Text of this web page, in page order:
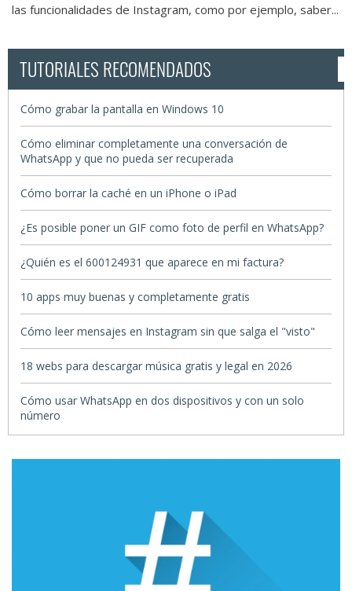
las funcionalidades de Instagram, como por ejemplo, saber...
TUTORIALES RECOMENDADOS
Cómo grabar la pantalla en Windows 10
Cómo eliminar completamente una conversación de
WhatsApp y que no pueda ser recuperada
Cómo borrar la caché en un iPhone o iPad
¿Es posible poner un GIF como foto de perfil en WhatsApp?
¿Quién es el 600124931 que aparece en mi factura?
10 apps muy buenas y completamente gratis
Cómo leer mensajes en Instagram sin que salga el "visto"
18 webs para descargar música gratis y legal en 2026
Cómo usar WhatsApp en dos dispositivos y con un solo
número